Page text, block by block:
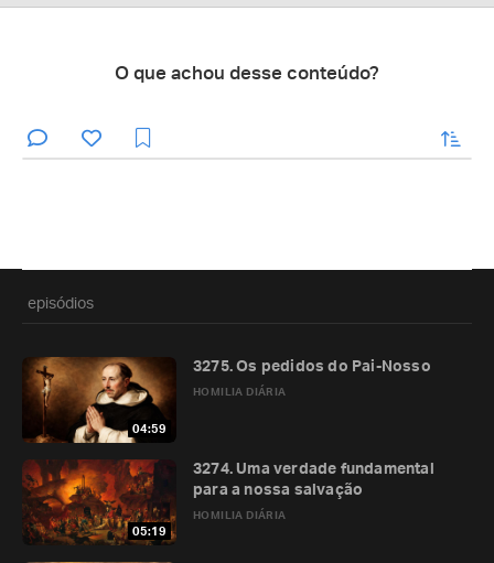
O que achou desse conteúdo?
enviar
episódios
04:59
HOMILIA DIÁRIA
3275. Os pedidos do Pai-Nosso
05:19
HOMILIA DIÁRIA
3274. Uma verdade fundamental
para a nossa salvação